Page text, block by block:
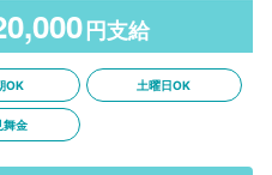
円支給
OK 土曜日OK
舞金